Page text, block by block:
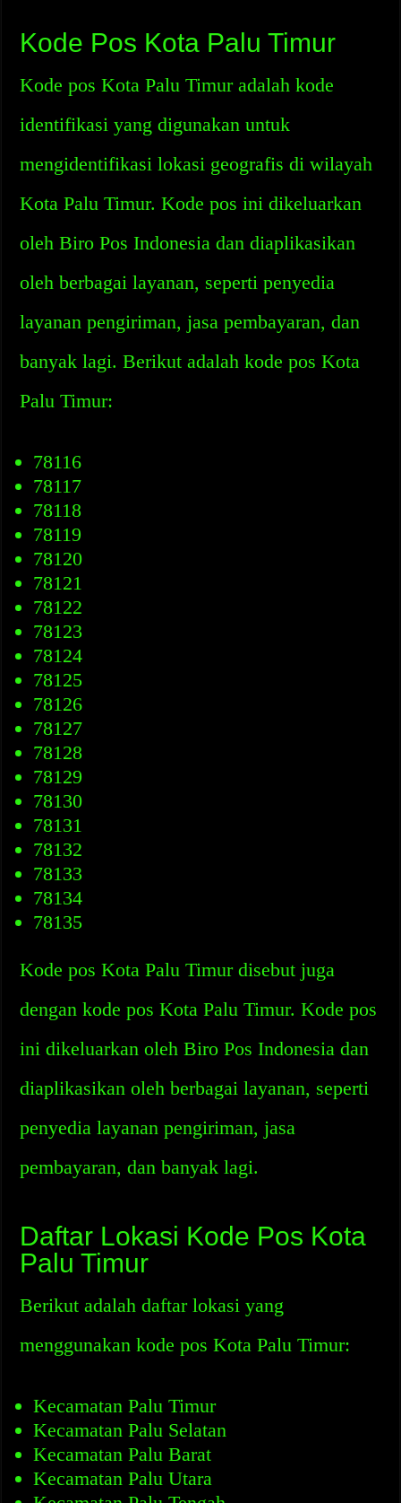
Kode Pos Kota Palu Timur
Kode pos Kota Palu Timur adalah kode
identifikasi yang digunakan untuk
mengidentifikasi lokasi geografis di wilayah
Kota Palu Timur. Kode pos ini dikeluarkan
oleh Biro Pos Indonesia dan diaplikasikan
oleh berbagai layanan, seperti penyedia
layanan pengiriman, jasa pembayaran, dan
banyak lagi. Berikut adalah kode pos Kota
Palu Timur:
78116
78117
78118
78119
78120
78121
78122
78123
78124
78125
78126
78127
78128
78129
78130
78131
78132
78133
78134
78135
Kode pos Kota Palu Timur disebut juga
dengan kode pos Kota Palu Timur. Kode pos
ini dikeluarkan oleh Biro Pos Indonesia dan
diaplikasikan oleh berbagai layanan, seperti
penyedia layanan pengiriman, jasa
pembayaran, dan banyak lagi.
Daftar Lokasi Kode Pos Kota
Palu Timur
Berikut adalah daftar lokasi yang
menggunakan kode pos Kota Palu Timur:
Kecamatan Palu Timur
Kecamatan Palu Selatan
Kecamatan Palu Barat
Kecamatan Palu Utara